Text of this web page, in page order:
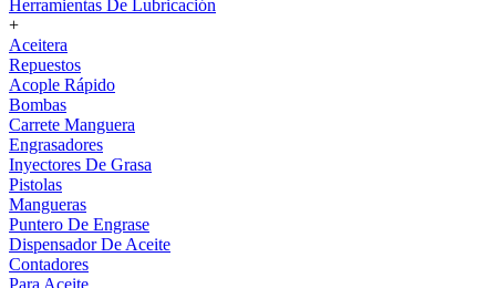
Herramientas De Lubricación
+
Aceitera
Repuestos
Acople Rápido
Bombas
Carrete Manguera
Engrasadores
Inyectores De Grasa
Pistolas
Mangueras
Puntero De Engrase
Dispensador De Aceite
Contadores
Para Aceite